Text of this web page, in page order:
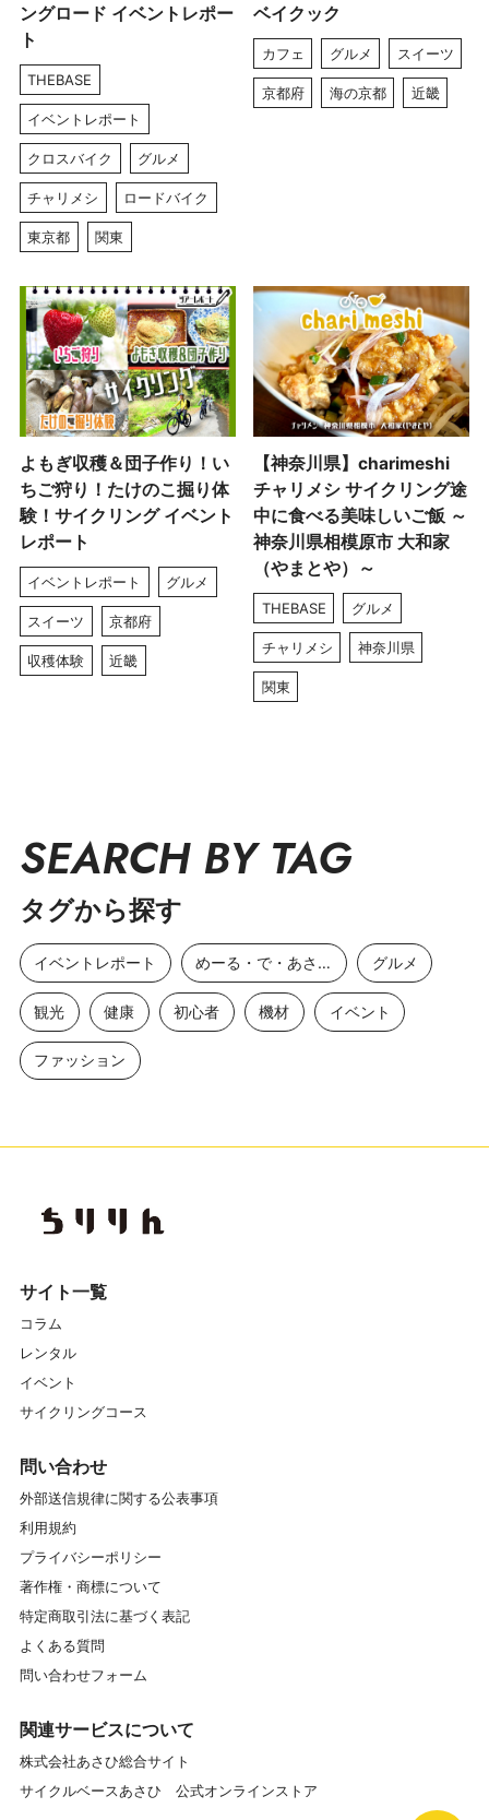
ングロード イベントレポー
ト
THEBASE
イベントレポート
クロスバイク グルメ
チャリメシ ロードバイク
東京都 関東
ベイクック
カフェ グルメ スイーツ
京都府 海の京都 近畿
よもぎ収穫＆団子作り！い
ちご狩り！たけのこ掘り体
験！サイクリング イベント
レポート
イベントレポート グルメ
スイーツ 京都府
収穫体験 近畿
【神奈川県】charimeshi
チャリメシ サイクリング途
中に食べる美味しいご飯 ～
神奈川県相模原市 大和家
（やまとや）～
THEBASE グルメ
チャリメシ 神奈川県
関東
SEARCH BY TAG
タグから探す
イベントレポート めーる・で・あさひ グルメ
観光 健康 初心者 機材 イベント
ファッション
サイト一覧
コラム
レンタル
イベント
サイクリングコース
問い合わせ
外部送信規律に関する公表事項
利用規約
プライバシーポリシー
著作権・商標について
特定商取引法に基づく表記
よくある質問
問い合わせフォーム
関連サービスについて
株式会社あさひ総合サイト
サイクルベースあさひ 公式オンラインストア